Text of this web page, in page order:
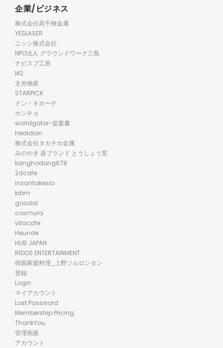
企業/ビジネス
株式会社高千穂金属
YESLASER
ニッシ株式会社
NPO法人 グラウンドワーク三島
ナビスプ工房
M2
太光物産
STARPICK
ドン・キホーテ
ホンチョ
worldgator-提案書
healdion
株式会社タカチホ金属
みのやき 器ブランド とうしょう窯
kanghodong678
2dcafe
insantakesio
krbm
goodal
cosmura
vitacafe
Heunde
HUB JAPAN
RIDOS ENTERTAINMENT
韓国家庭料理_上野ソルロンタン
登録
Login
マイアカウント
Lost Password
Membership Pricing
ThankYou
管理画面
アカウント